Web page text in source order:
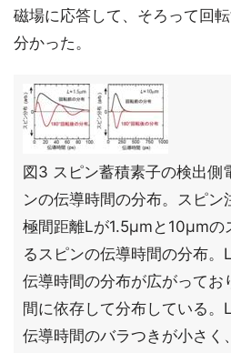
磁場に応答して、そろって回
分かった。
図3 スピン蓄積素子の検出側
ンの伝導時間の分布。スピ
極間距離Lが1.5μmと10μmの
るスピンの伝導時間の分布。
伝導時間の分布が広がってお
間に依存して分布している。
伝導時間のバラつきが小さく